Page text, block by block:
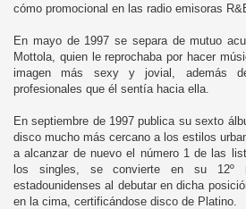
cómo promocional en las radio emisoras
En mayo de 1997 se separa de mutuo
Mottola, quien le reprochaba por hacer
imagen más sexy y jovial, además
profesionales que él sentía hacia ella.
En septiembre de 1997 publica su sexto
disco mucho más cercano a los estilos
a alcanzar de nuevo el número 1 de las
los singles, se convierte en su 12º
estadounidenses al debutar en dicha
en la cima, certificándose disco de Platino.